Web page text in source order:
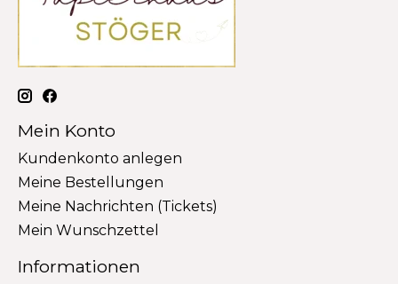
Mein Konto
Kundenkonto anlegen
Meine Bestellungen
Meine Nachrichten (Tickets)
Mein Wunschzettel
Informationen